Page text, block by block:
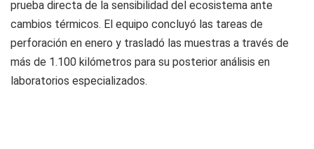
prueba directa de la sensibilidad del ecosistema ante
cambios térmicos. El equipo concluyó las tareas de
perforación en enero y trasladó las muestras a través de
más de 1.100 kilómetros para su posterior análisis en
laboratorios especializados.